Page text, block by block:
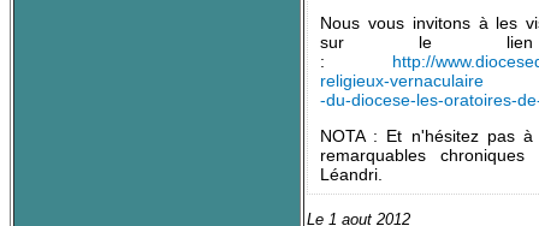
Nous vous invitons à les
sur le lien
:
http://
religieux-vernaculaire
-du-diocese-les-oratoires-
NOTA : Et n'hésitez pas
remarquables
Léandri.
Le 1 aout 2012